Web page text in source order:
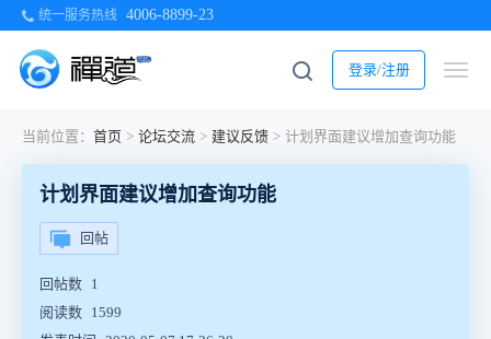
统一服务热线 4006-8899-23
登录/注册
当前位置： 首页 > 论坛交流 > 建议反馈 > 计划界面建议增加查询功能
计划界面建议增加查询功能
回帖
回帖数 1
阅读数 1599